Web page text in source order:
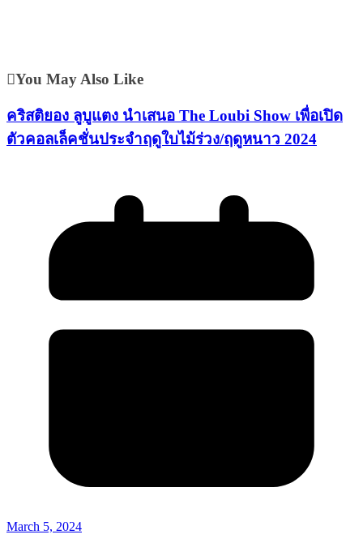
You May Also Like
คริสติยอง ลูบูแตง นำเสนอ The Loubi Show เพื่อเปิด
ตัวคอลเล็คชั่นประจำฤดูใบไม้ร่วง/ฤดูหนาว 2024
March 5, 2024